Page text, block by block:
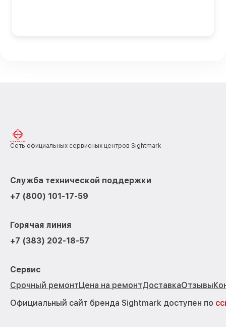
Сеть официальных сервисных центров Sightmark
Служба технической поддержки
+7 (800) 101-17-59
Горячая линия
+7 (383) 202-18-57
Сервис
Срочный ремонтЦена на ремонтДоставкаОтзывы
Официальный сайт бренда Sightmark доступен по